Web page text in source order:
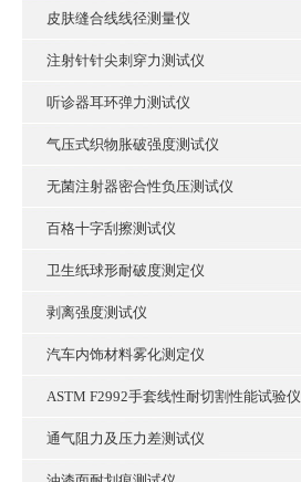
皮肤缝合线线径测量仪
注射针针尖刺穿力测试仪
听诊器耳环弹力测试仪
气压式织物胀破强度测试仪
无菌注射器密合性负压测试仪
百格十字刮擦测试仪
卫生纸球形耐破度测定仪
剥离强度测试仪
汽车内饰材料雾化测定仪
ASTM F2992手套线性耐切割性能试验仪
通气阻力及压力差测试仪